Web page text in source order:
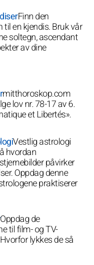
Finn den
en kjendis. Bruk vår
soltegn, ascendant
av dine
mitthoroskop.com
lov nr. 78-17 av 6.
et Libertés».
Vestlig astrologi
hvordan
påvirker
Oppdag denne
praktiserer
Oppdag de
til film- og TV-
lykkes de så